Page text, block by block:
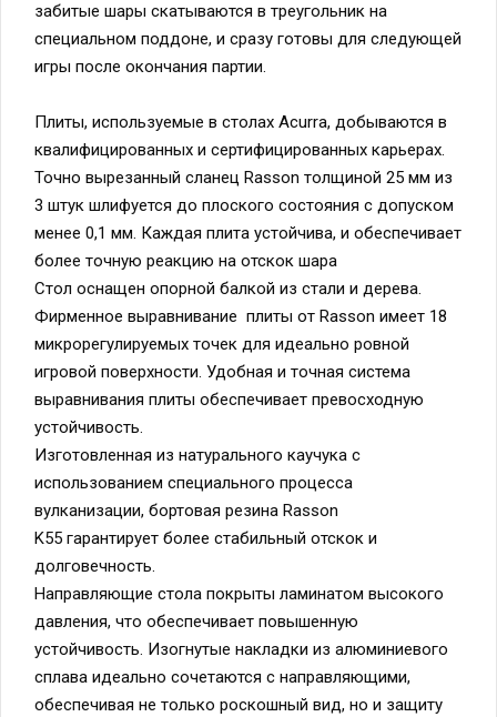
забитые шары скатываются в треугольник на
специальном поддоне, и сразу готовы для следующей
игры после окончания партии.
Плиты, используемые в столах Acurra, добываются в
квалифицированных и сертифицированных карьерах.
Точно вырезанный сланец Rasson толщиной 25 мм из
3 штук шлифуется до плоского состояния с допуском
менее 0,1 мм. Каждая плита устойчива, и обеспечивает
более точную реакцию на отскок шара
Стол оснащен опорной балкой из стали и дерева.
Фирменное выравнивание плиты от Rasson имеет 18
микрорегулируемых точек для идеально ровной
игровой поверхности. Удобная и точная система
выравнивания плиты обеспечивает превосходную
устойчивость.
Изготовленная из натурального каучука с
использованием специального процесса
вулканизации, бортовая резина Rasson
K55 гарантирует более стабильный отскок и
долговечность.
Направляющие стола покрыты ламинатом высокого
давления, что обеспечивает повышенную
устойчивость. Изогнутые накладки из алюминиевого
сплава идеально сочетаются с направляющими,
обеспечивая не только роскошный вид, но и защиту